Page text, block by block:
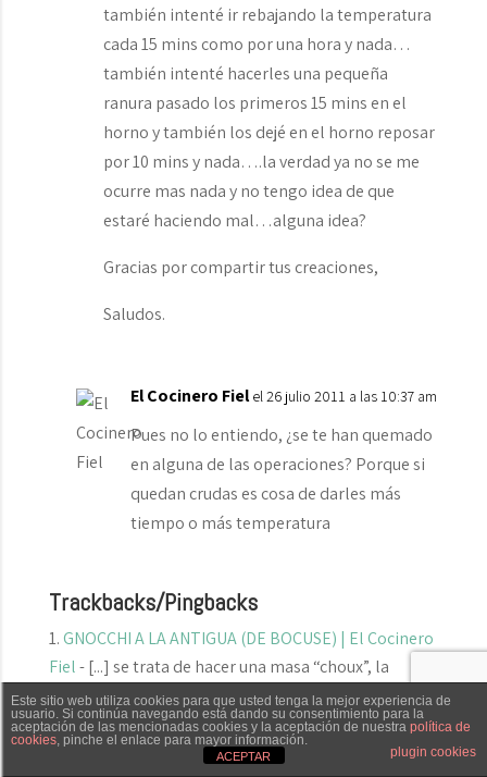
también intenté ir rebajando la temperatura
cada 15 mins como por una hora y nada…
también intenté hacerles una pequeña
ranura pasado los primeros 15 mins en el
horno y también los dejé en el horno reposar
por 10 mins y nada….la verdad ya no se me
ocurre mas nada y no tengo idea de que
estaré haciendo mal…alguna idea?
Gracias por compartir tus creaciones,
Saludos.
El Cocinero Fiel el 26 julio 2011 a las 10:37 am
Pues no lo entiendo, ¿se te han quemado
en alguna de las operaciones? Porque si
quedan crudas es cosa de darles más
tiempo o más temperatura
Trackbacks/Pingbacks
GNOCCHI A LA ANTIGUA (DE BOCUSE) | El Cocinero
Fiel- [...] se trata de hacer una masa “choux”, la
misma que preparé para los profiteroles o las
lionesas, pero la…
Txaber Allué
Redes sociales Contacto
Este sitio web utiliza cookies para que usted tenga la mejor experiencia de
usuario. Si continúa navegando está dando su consentimiento para la
aceptación de las mencionadas cookies y la aceptación de nuestra política de
cookies, pinche el enlace para mayor información.
plugin cookies
ACEPTAR